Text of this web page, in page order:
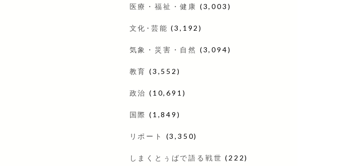
医療・福祉・健康 (3,003)
文化･芸能 (3,192)
気象・災害・自然 (3,094)
教育 (3,552)
政治 (10,691)
国際 (1,849)
リポート (3,350)
しまくとぅばで語る戦世 (222)